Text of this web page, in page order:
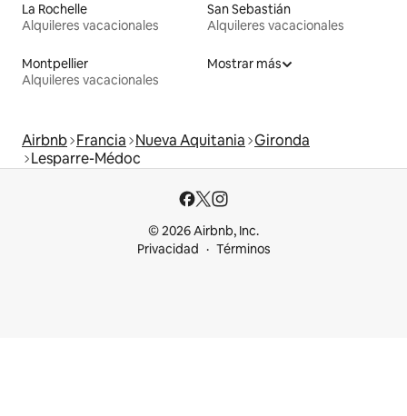
La Rochelle
Alquileres vacacionales
San Sebastián
Alquileres vacacionales
Montpellier
Alquileres vacacionales
Mostrar más
Airbnb Francia Nueva Aquitania Gironda
Lesparre-Médoc
© 2026 Airbnb, Inc.
Privacidad
Términos